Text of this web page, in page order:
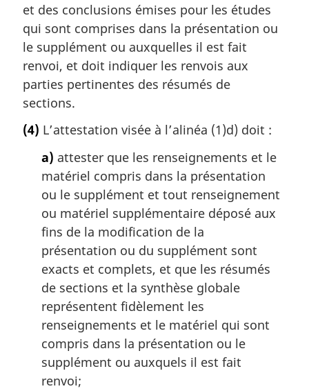
et des conclusions émises pour les études
qui sont comprises dans la présentation ou
le supplément ou auxquelles il est fait
renvoi, et doit indiquer les renvois aux
parties pertinentes des résumés de
sections.
(4) L’attestation visée à l’alinéa (1)d) doit :
a) attester que les renseignements et le
matériel compris dans la présentation
ou le supplément et tout renseignement
ou matériel supplémentaire déposé aux
fins de la modification de la
présentation ou du supplément sont
exacts et complets, et que les résumés
de sections et la synthèse globale
représentent fidèlement les
renseignements et le matériel qui sont
compris dans la présentation ou le
supplément ou auxquels il est fait
renvoi;